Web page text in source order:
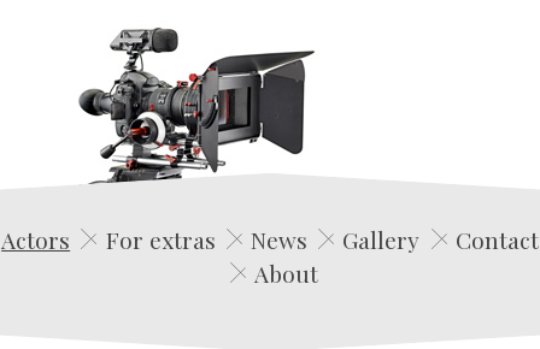
Edwin Film Agencja Aktorska
Actors For extras News Gallery
Contact
About